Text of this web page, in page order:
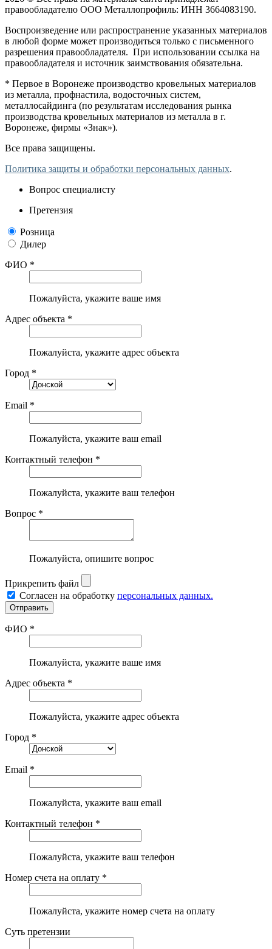
правообладателю ООО Металлопрофиль: ИНН 3664083190.
Воспроизведение или распространение указанных материалов
в любой форме может производиться только с письменного
разрешения правообладателя. При использовании ссылка на
правообладателя и источник заимствования обязательна.
* Первое в Воронеже производство кровельных материалов
из металла, профнастила, водосточных систем,
металлосайдинга (по результатам исследования рынка
производства кровельных материалов из металла в г.
Воронеже, фирмы «Знак»).
Все права защищены.
Политика защиты и обработки персональных данных.
Вопрос специалисту
Претензия
Розница
Дилер
ФИО *
Пожалуйста, укажите ваше имя
Адрес объекта *
Пожалуйста, укажите адрес объекта
Город *
Email *
Пожалуйста, укажите ваш email
Контактный телефон *
Пожалуйста, укажите ваш телефон
Вопрос *
Пожалуйста, опишите вопрос
Прикрепить файл
Согласен на обработку персональных данных.
ФИО *
Пожалуйста, укажите ваше имя
Адрес объекта *
Пожалуйста, укажите адрес объекта
Город *
Email *
Пожалуйста, укажите ваш email
Контактный телефон *
Пожалуйста, укажите ваш телефон
Номер счета на оплату *
Пожалуйста, укажите номер счета на оплату
Суть претензии